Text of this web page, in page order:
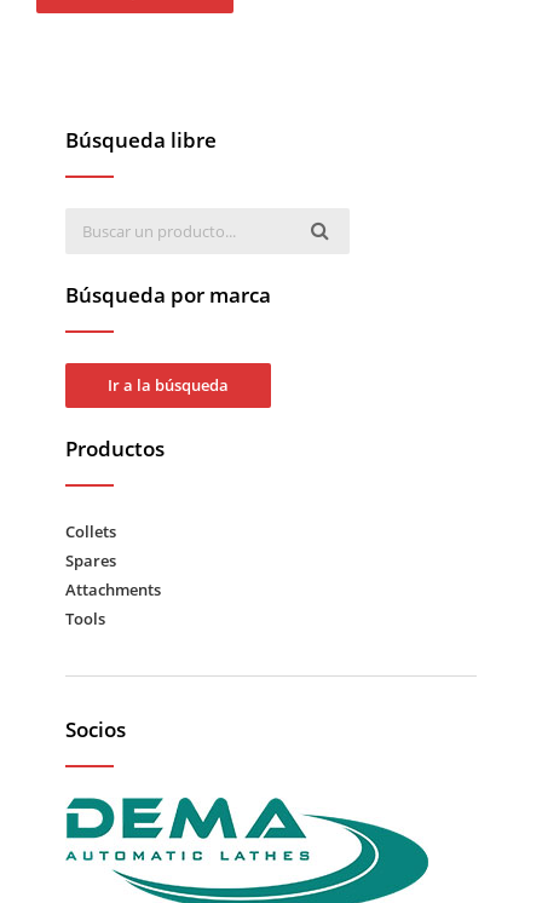
Búsqueda libre
Búsqueda por marca
Ir a la búsqueda
Productos
Collets
Spares
Attachments
Tools
Socios